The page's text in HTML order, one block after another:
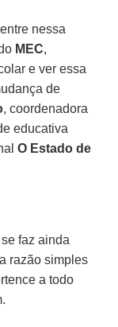
nessa
MEC,
e ver essa
de
, coordenadora
educativa
O Estado de
faz ainda
razão simples
a todo